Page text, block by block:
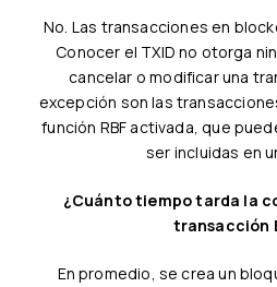
No. Las transacciones en blockchain son irreversibles.
Conocer el TXID no otorga
cancelar o modificar una
excepción son las
función RBF activada, que
ser incluidas en
¿Cuánto tiempo tarda la confirmación de una
transacción
En promedio, se crea un bloque de bitcoin cada 10